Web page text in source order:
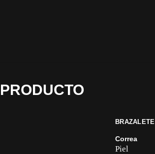
BRAZALETE
Correa
Piel